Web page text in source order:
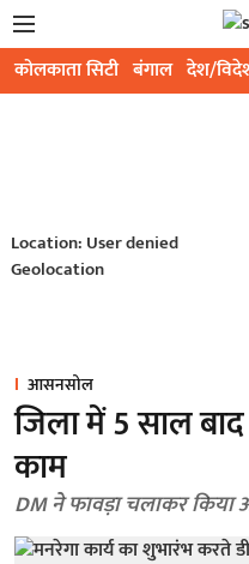
कोलकाता सिटी बंगाल देश/
Location: User denied
Geolocation
आसनसोल
जिला में 5 साल
काम
DM ने फावड़ा चलाकर किया